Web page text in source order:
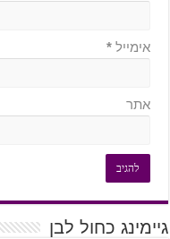
אימייל *
אתר
גיימינג כחול לבן